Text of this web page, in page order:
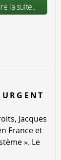
la suite..
Jacques
France et
». Le